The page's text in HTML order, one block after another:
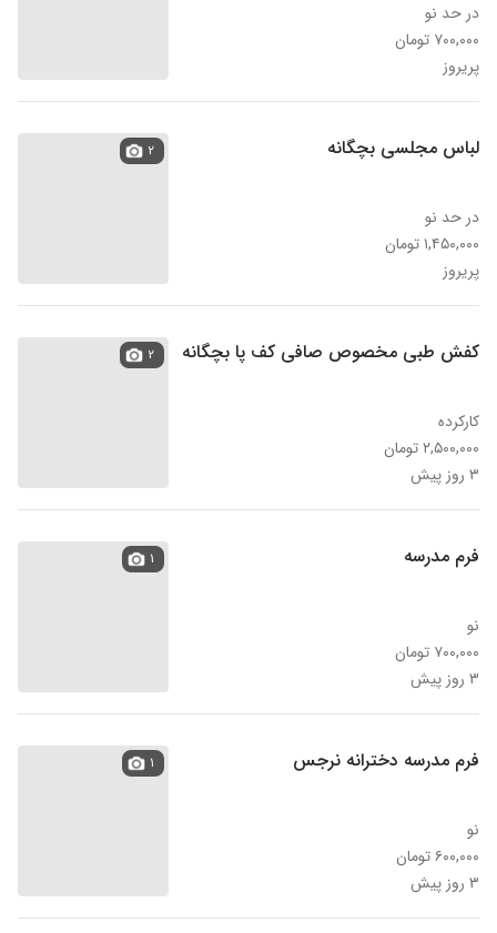
در حد نو
۷۰۰,۰۰۰ تومان
پریروز
لباس مجلسی بچگانه
در حد نو
۱,۴۵۰,۰۰۰ تومان
پریروز
۲
کفش طبی مخصوص صافی کف پا بچگانه
کارکرده
۲,۵۰۰,۰۰۰ تومان
۳ روز پیش
۲
فرم مدرسه
نو
۷۰۰,۰۰۰ تومان
۳ روز پیش
۱
فرم مدرسه دخترانه نرجس
نو
۶۰۰,۰۰۰ تومان
۳ روز پیش
۱